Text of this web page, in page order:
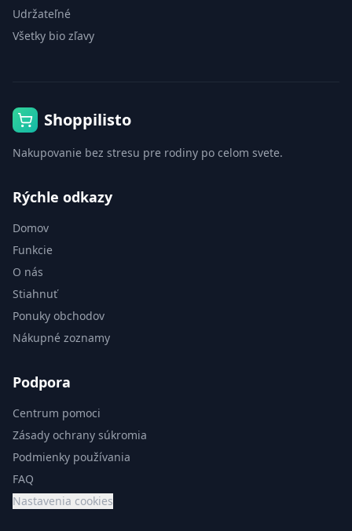
Udržateľné
Všetky bio zľavy
Shoppilisto
Nakupovanie bez stresu pre rodiny po celom svete.
Rýchle odkazy
Domov
Funkcie
O nás
Stiahnuť
Ponuky obchodov
Nákupné zoznamy
Podpora
Centrum pomoci
Zásady ochrany súkromia
Podmienky používania
FAQ
Nastavenia cookies